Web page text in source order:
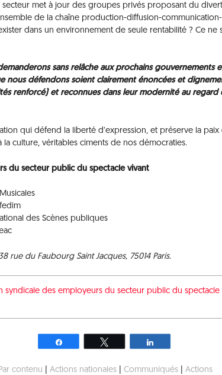
met à jour des groupes privés proposant du
de la chaîne production-diffusion-
dans un environnement de seule rentabilité ? Ce ne
sans relâche aux prochains gouvernements
nous défendons soient clairement énoncées et
renforcé) et reconnues dans leur modernité au
qui défend la liberté d’expression, et préserve la paix
la culture, véritables ciments de nos démocraties.
du secteur public du spectacle vivant
des Scènes publiques
rue du Faubourg Saint Jacques, 75014 Paris.
des employeurs du secteur public du spectacle
Par contenu Actions nationales Communiqués Actions